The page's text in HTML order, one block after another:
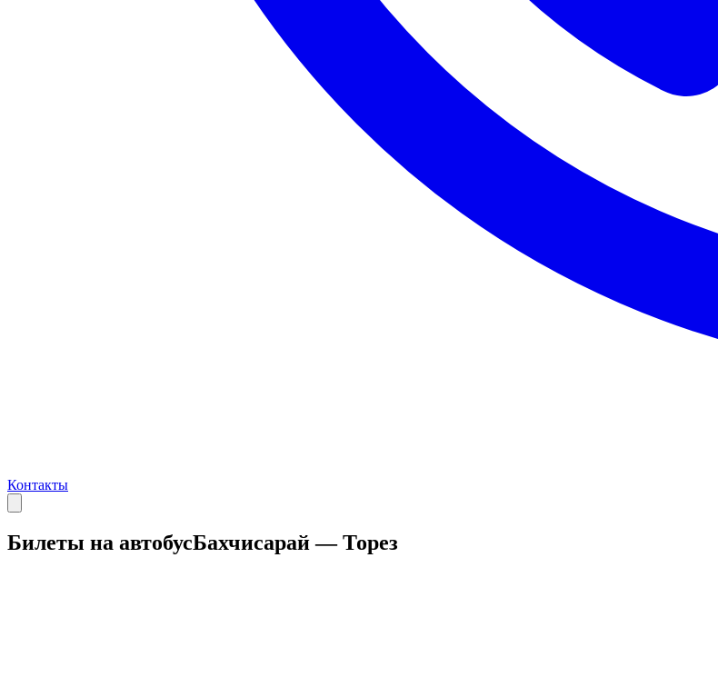
Контакты
Билеты на автобусБахчисарай — Торез